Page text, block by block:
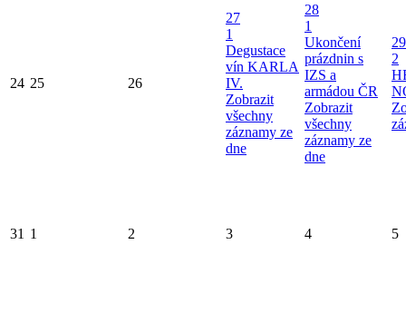
24 25 26
27
1
Degustace
vín KARLA
IV.
Zobrazit
všechny
záznamy ze
dne
28
1
Ukončení
prázdnin s
IZS a
armádou ČR
Zobrazit
všechny
záznamy ze
dne
29
2
31 1 2 3 4 5